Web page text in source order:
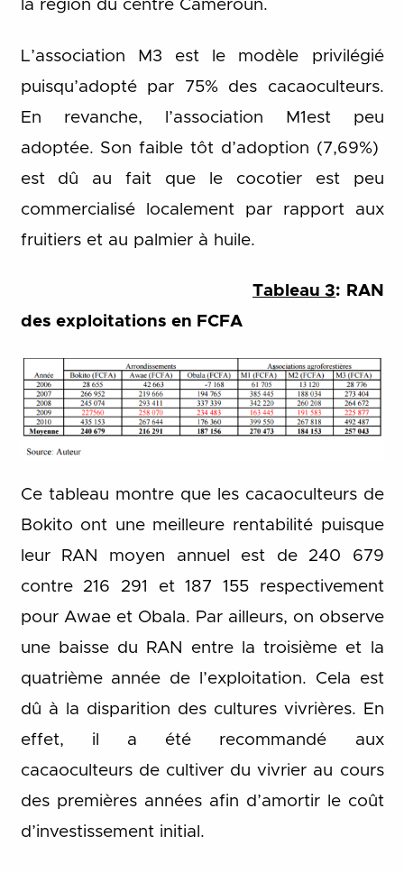
la région du centre Cameroun.
L’association M3 est le modèle privilégié
puisqu’adopté par 75% des cacaoculteurs.
En revanche, l’association M1est peu
adoptée. Son faible tôt d’adoption (7,69%)
est dû au fait que le cocotier est peu
commercialisé localement par rapport aux
fruitiers et au palmier à huile.
Tableau 3: RAN
des exploitations en FCFA
Ce tableau montre que les cacaoculteurs de
Bokito ont une meilleure rentabilité puisque
leur RAN moyen annuel est de 240 679
contre 216 291 et 187 155 respectivement
pour Awae et Obala. Par ailleurs, on observe
une baisse du RAN entre la troisième et la
quatrième année de l’exploitation. Cela est
dû à la disparition des cultures vivrières. En
effet, il a été recommandé aux
cacaoculteurs de cultiver du vivrier au cours
des premières années afin d’amortir le coût
d’investissement initial.